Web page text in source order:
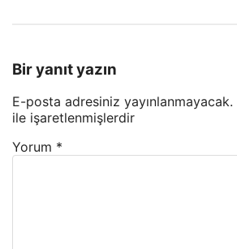
Bir yanıt yazın
E-posta adresiniz yayınlanmayacak.
ile işaretlenmişlerdir
Yorum *